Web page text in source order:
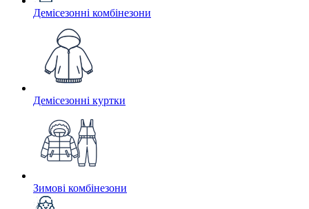
Демісезонні комбінезони
Демісезонні куртки
Зимові комбінезони